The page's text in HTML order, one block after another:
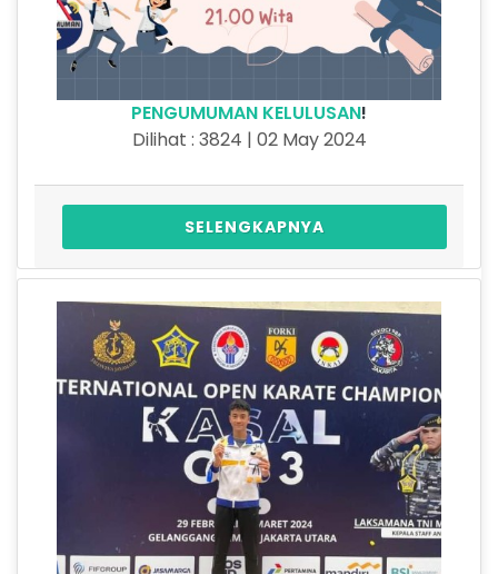
PENGUMUMAN KELULUSAN!
Dilihat : 3824 | 02 May 2024
SELENGKAPNYA